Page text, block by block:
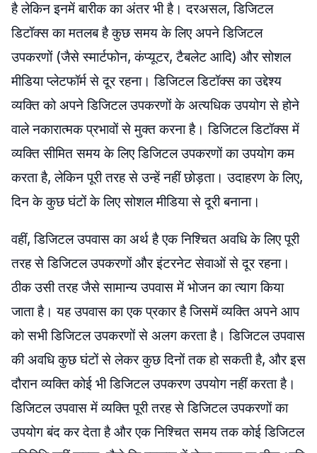
है लेकिन इनमें बारीक का अंतर भी है। दरअसल, डिजिटल
डिटॉक्स का मतलब है कुछ समय के लिए अपने डिजिटल
उपकरणों (जैसे स्मार्टफोन, कंप्यूटर, टैबलेट आदि) और सोशल
मीडिया प्लेटफॉर्म से दूर रहना। डिजिटल डिटॉक्स का उद्देश्य
व्यक्ति को अपने डिजिटल उपकरणों के अत्यधिक उपयोग से होने
वाले नकारात्मक प्रभावों से मुक्त करना है। डिजिटल डिटॉक्स में
व्यक्ति सीमित समय के लिए डिजिटल उपकरणों का उपयोग कम
करता है, लेकिन पूरी तरह से उन्हें नहीं छोड़ता। उदाहरण के लिए,
दिन के कुछ घंटों के लिए सोशल मीडिया से दूरी बनाना।
वहीं, डिजिटल उपवास का अर्थ है एक निश्चित अवधि के लिए पूरी
तरह से डिजिटल उपकरणों और इंटरनेट सेवाओं से दूर रहना।
ठीक उसी तरह जैसे सामान्य उपवास में भोजन का त्याग किया
जाता है। यह उपवास का एक प्रकार है जिसमें व्यक्ति अपने आप
को सभी डिजिटल उपकरणों से अलग करता है। डिजिटल उपवास
की अवधि कुछ घंटों से लेकर कुछ दिनों तक हो सकती है, और इस
दौरान व्यक्ति कोई भी डिजिटल उपकरण उपयोग नहीं करता है।
डिजिटल उपवास में व्यक्ति पूरी तरह से डिजिटल उपकरणों का
उपयोग बंद कर देता है और एक निश्चित समय तक कोई डिजिटल